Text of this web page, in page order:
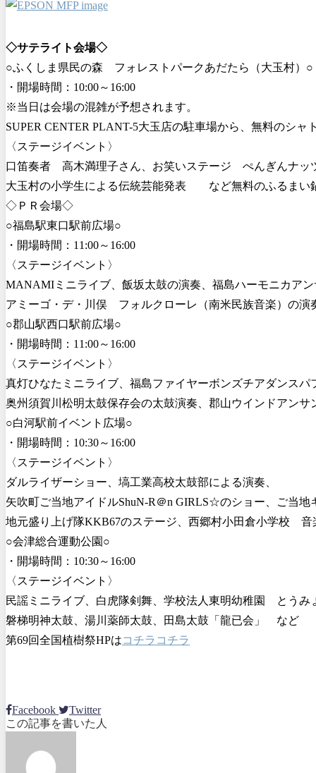
◇サテライト会場◇
○ふくしま県民の森 フォレストパークあだたら（大玉村）○
・開場時間：10:00～16:00
※当日は会場の混雑が予想されます。
SUPER CENTER PLANT-5大玉店の駐車場から、無料のシ
〈ステージイベント〉
口笛奏者 高木満理子さん、お笑いステージ ぺんぎんナッ
大玉村の小学生による伝統芸能発表 など無料のふるまい
◇ＰＲ会場◇
○福島駅東口駅前広場○
・開場時間：11:00～16:00
〈ステージイベント〉
MANAMIミニライブ、飯坂太鼓の演奏、福島ハーモニカア
アミーゴ・デ・川俣 フォルクローレ（南米民族音楽）の
○郡山駅西口駅前広場○
・開場時間：11:00～16:00
〈ステージイベント〉
真灯ひなたミニライブ、福島ファイヤーボンズチアダンスパ
奥州須賀川松明太鼓保存会の太鼓演奏、郡山ウインドアン
○白河駅前イベント広場○
・開場時間：10:30～16:00
〈ステージイベント〉
ダルライザーショー、塙工業高校太鼓部による演奏、
矢吹町ご当地アイドルShuN-R＠n GIRLS☆のショー、ご当地
地元盛り上げ隊KKB67のステージ、西郷村小田倉小学校
○会津総合運動公園○
・開場時間：10:30～16:00
〈ステージイベント〉
民謡ミニライブ、白虎隊剣舞、学校法人東明幼稚園 とうみ
磐梯明神太鼓、湯川薬師太鼓、田島太鼓「龍已会」 など
第69回全国植樹祭HPはコチラ コチラ
Facebook
Twitter
この記事を書いた人